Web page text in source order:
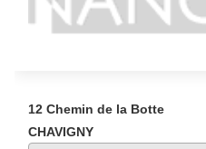
12 Chemin de la Botte
CHAVIGNY